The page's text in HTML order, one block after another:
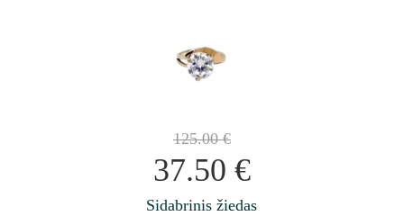
125.00€
37.50 €
Sidabrinis žiedas